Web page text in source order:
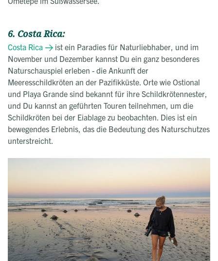
6. Costa Rica:
Costa Rica
ist ein Paradies für Naturliebhaber, und im
November und Dezember kannst Du ein ganz besonderes
Naturschauspiel erleben - die Ankunft der
Meeresschildkröten an der Pazifikküste. Orte wie Ostional
und Playa Grande sind bekannt für ihre Schildkrötennester,
und Du kannst an geführten Touren teilnehmen, um die
Schildkröten bei der Eiablage zu beobachten. Dies ist ein
bewegendes Erlebnis, das die Bedeutung des Naturschutzes
unterstreicht.